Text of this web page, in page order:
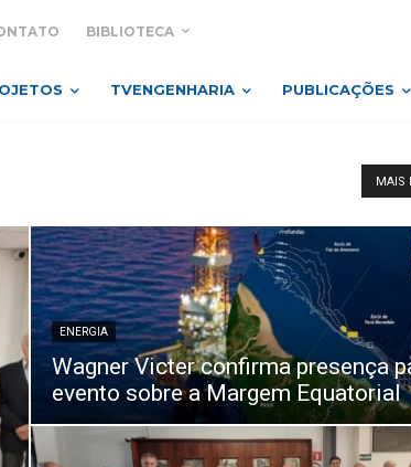
BIBLIOTECA
TVENGENHARIA PUBLICAÇÕES
MAIS
ENERGIA
Wagner Victer confirma presença
evento sobre a Margem Equatorial